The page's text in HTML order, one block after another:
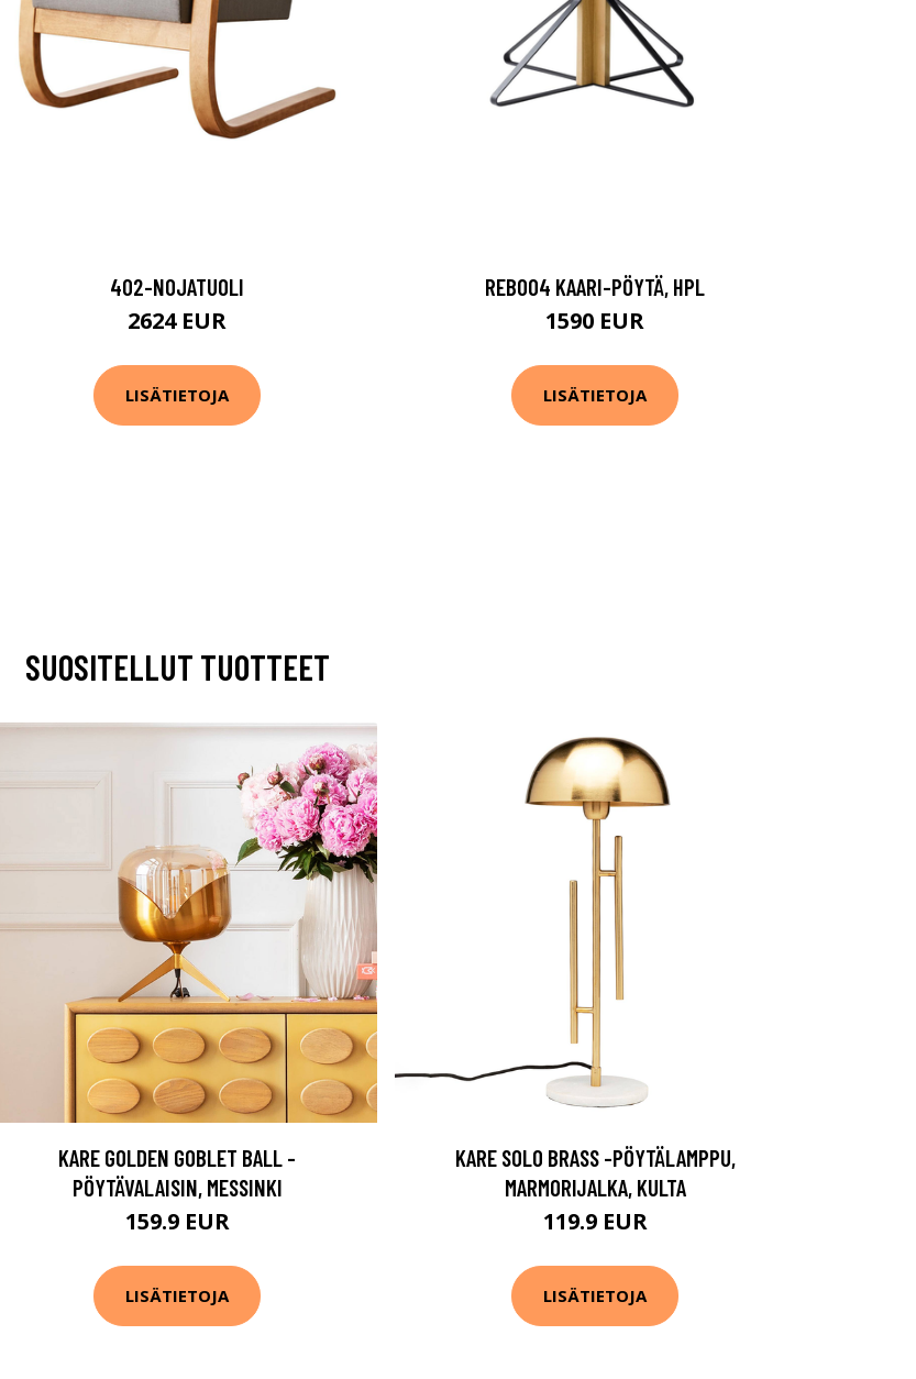
402-NOJATUOLI
2624 EUR
LISÄTIETOJA
REB004 KAARI-PÖYTÄ, HPL
1590 EUR
LISÄTIETOJA
SUOSITELLUT TUOTTEET
KARE GOLDEN GOBLET BALL -
PÖYTÄVALAISIN, MESSINKI
159.9 EUR
LISÄTIETOJA
KARE SOLO BRASS -PÖYTÄLAMPPU,
MARMORIJALKA, KULTA
119.9 EUR
LISÄTIETOJA